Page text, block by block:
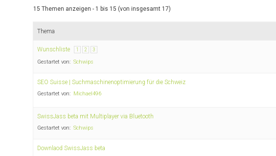
15 Themen anzeigen - 1 bis 15 (von insgesamt 17)
Thema
Wunschliste 1 2 3
Gestartet von: Schwips
SEO Suisse | Suchmaschinenoptimierung für die Schweiz
Gestartet von: Michael496
SwissJass beta mit Multiplayer via Bluetooth
Gestartet von: Schwips
Downlaod SwissJass beta